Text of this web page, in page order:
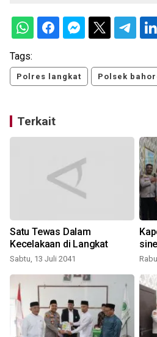
Tags:
Polres langkat Polsek
Terkait
Satu Tewas Dalam
Kecelakaan di Langkat
Sabtu, 13 Juli 2041